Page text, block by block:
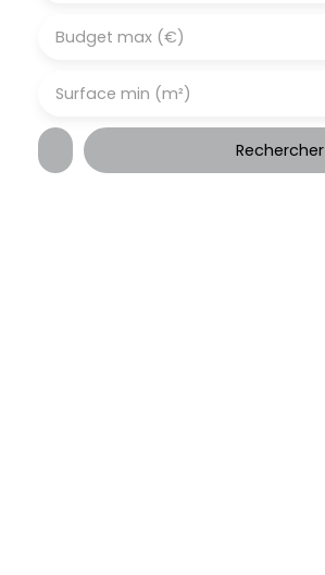
Budget max (€)
Surface min (m²)
Rechercher